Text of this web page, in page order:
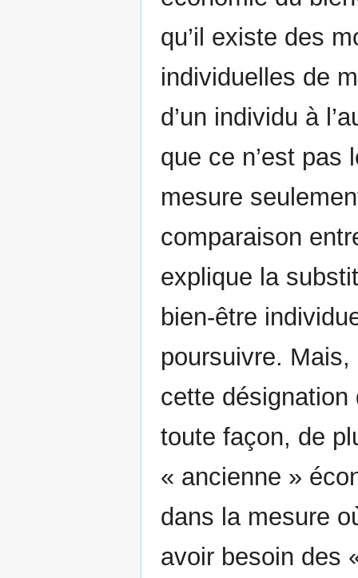
qu’il existe des
individuelles de
d’un individu à
que ce n’est pas
mesure
comparaison
explique la
bien-être
poursuivre.
cette
toute façon, de
« ancienne »
dans la mesure
avoir besoin des